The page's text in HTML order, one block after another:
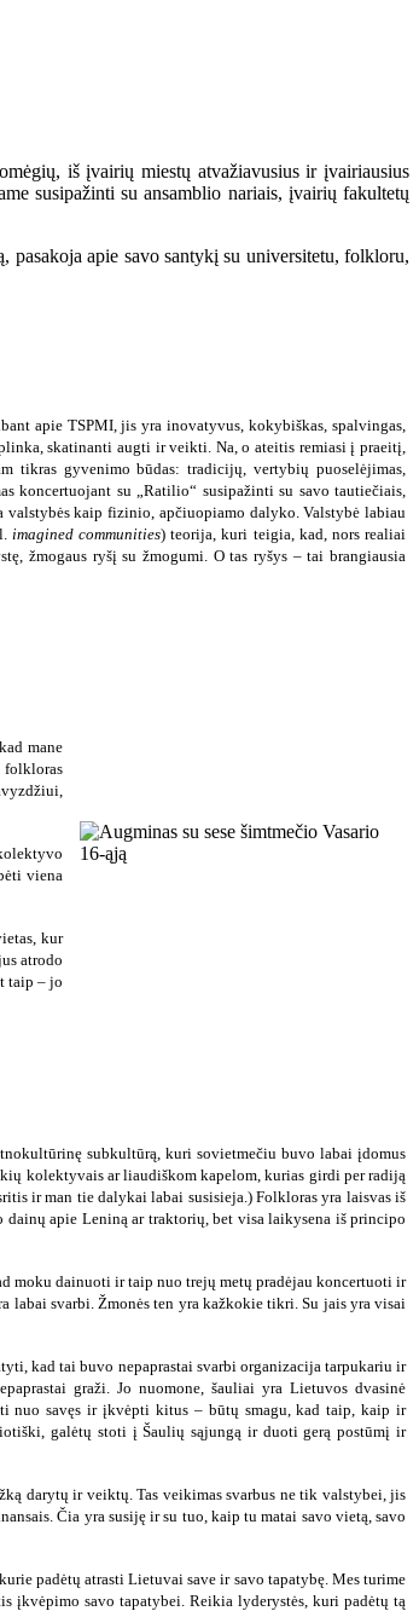
iš įvairių miestų atvažiavusius ir įvairiausius
susipažinti su ansamblio nariais, įvairių fakultetų
pasakoja apie savo santykį su universitetu, folkloru,
apie TSPMI, jis yra inovatyvus, kokybiškas, spalvingas,
skatinanti augti ir veikti. Na, o ateitis remiasi į praeitį,
tikras gyvenimo būdas: tradicijų, vertybių puoselėjimas,
koncertuojant su „Ratilio“ susipažinti su savo tautiečiais,
kaip fizinio, apčiuopiamo dalyko. Valstybė labiau
imagined communities) teorija, kuri teigia, kad, nors realiai
žmogaus ryšį su žmogumi. O tas ryšys – tai brangiausia
mane
folkloras
viena
kur
atrodo
taip – jo
subkultūrą, kuri sovietmečiu buvo labai įdomus
kolektyvais ar liaudiškom kapelom, kurias girdi per radiją
ir man tie dalykai labai susisieja.) Folkloras yra laisvas iš
apie Leniną ar traktorių, bet visa laikysena iš principo
moku dainuoti ir taip nuo trejų metų pradėjau koncertuoti ir
svarbi. Žmonės ten yra kažkokie tikri. Su jais yra visai
kad tai buvo nepaprastai svarbi organizacija tarpukariu ir
graži. Jo nuomone, šauliai yra Lietuvos dvasinė
nuo savęs ir įkvėpti kitus – būtų smagu, kad taip, kaip ir
galėtų stoti į Šaulių sąjungą ir duoti gerą postūmį ir
darytų ir veiktų. Tas veikimas svarbus ne tik valstybei, jis
Čia yra susiję ir su tuo, kaip tu matai savo vietą, savo
padėtų atrasti Lietuvai save ir savo tapatybę. Mes turime
įkvėpimo savo tapatybei. Reikia lyderystės, kuri padėtų tą